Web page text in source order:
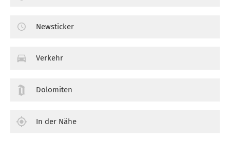
Newsticker
Verkehr
Dolomiten
In der Nähe